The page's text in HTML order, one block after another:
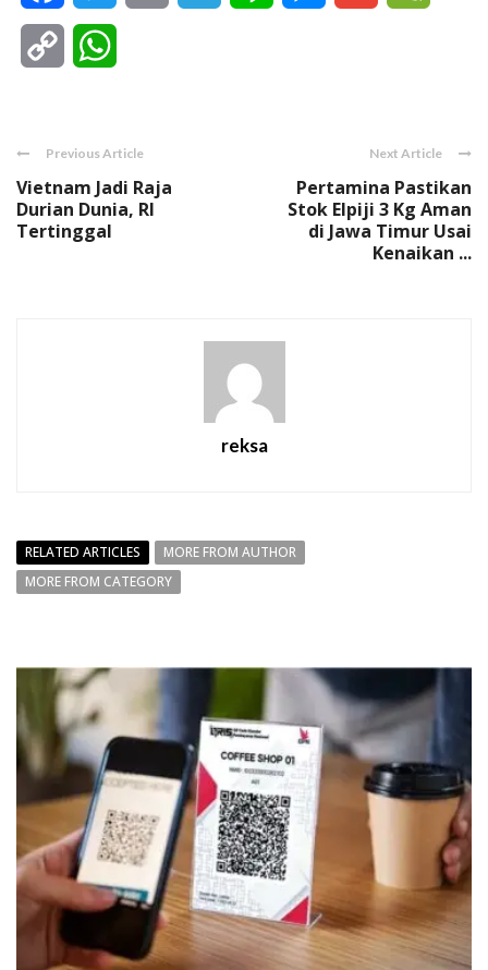
Copy
Previous Article
Vietnam Jadi Raja
Durian Dunia, RI
Tertinggal
Next Article
Pertamina Pastikan
Stok Elpiji 3 Kg Aman
di Jawa Timur Usai
Kenaikan ...
reksa
RELATED ARTICLES
MORE FROM AUTHOR
MORE FROM CATEGORY